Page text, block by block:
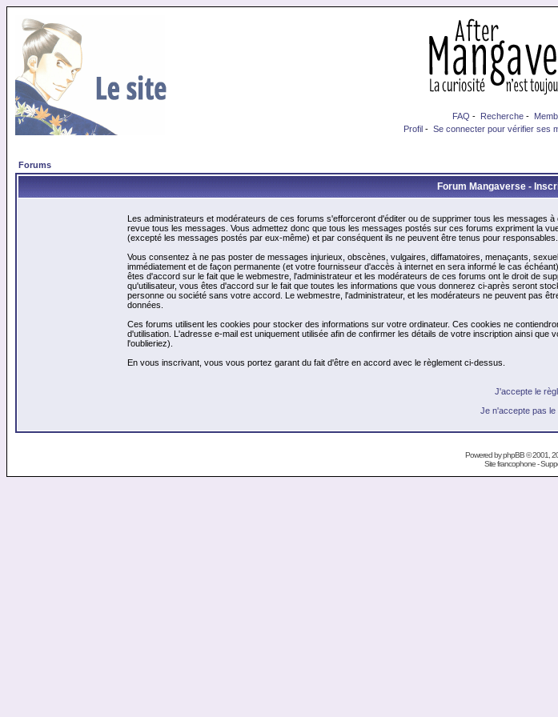
FAQ - Recherche -
Profil - Se connecter pour vérifier ses
Forums
Forum Mangaverse -
Les administrateurs et modérateurs de ces forums s'efforceront d'éditer ou de supprimer tous les messages
revue tous les messages. Vous admettez donc que tous les messages postés sur ces forums expriment la
(excepté les messages postés par eux-même) et par conséquent ils ne peuvent être tenus pour responsables.
Vous consentez à ne pas poster de messages injurieux, obscènes, vulgaires, diffamatoires, menaçants,
immédiatement et de façon permanente (et votre fournisseur d'accès à internet en sera informé le cas
êtes d'accord sur le fait que le webmestre, l'administrateur et les modérateurs de ces forums ont le droit de
qu'utilisateur, vous êtes d'accord sur le fait que toutes les informations que vous donnerez ci-après seront
personne ou société sans votre accord. Le webmestre, l'administrateur, et les modérateurs ne peuvent pas
données.
Ces forums utilisent les cookies pour stocker des informations sur votre ordinateur. Ces cookies ne
d'utilisation. L'adresse e-mail est uniquement utilisée afin de confirmer les détails de votre inscription ainsi
l'oublieriez).
En vous inscrivant, vous vous portez garant du fait d'être en accord avec le règlement ci-dessus.
J'accepte le
Je n'accepte pas le
Powered byphpBB© 2001,
Site francophone-